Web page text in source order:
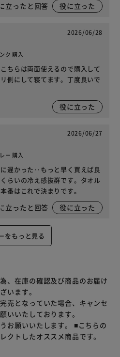
立ったと回答 役に立った
2026/06/28
ク 購入
ちらは両面使えるので購入して
側にして寝てます。丁度良いで
役に立った
2026/06/27
ー 購入
遅かった‥もっと早く買えば良
らいの冷え感抜群です。タオル
番はこれで決まりです。
立ったと回答 役に立った
をもっと見る
、在庫の確認及び商品のお届け
います。
売となっていた場合、キャンセ
いいたしております。
お願いいたします。 ■こちらの
クトしたオススメ商品です。